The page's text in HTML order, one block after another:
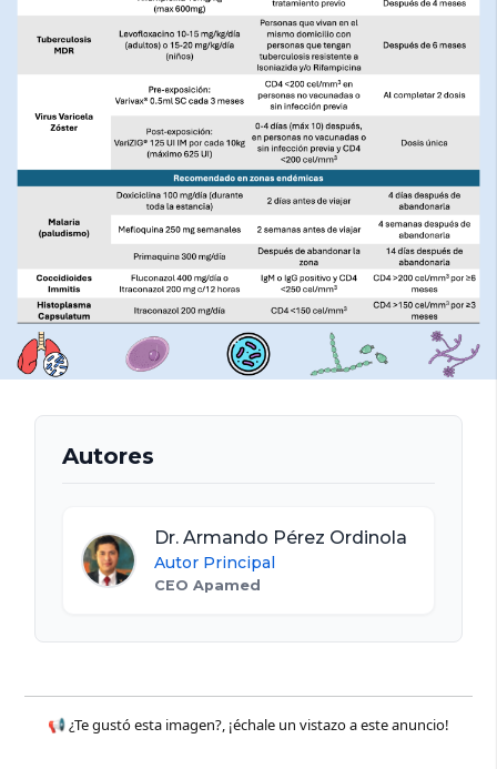
Autores
Dr. Armando Pérez Ordinola
Autor Principal
CEO Apamed
📢 ¿Te gustó esta imagen?, ¡échale un vistazo a este anuncio!